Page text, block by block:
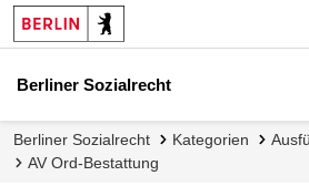
Berliner Sozialrecht
Berliner Sozialrecht Kategorien
AV Ord-Bestattung